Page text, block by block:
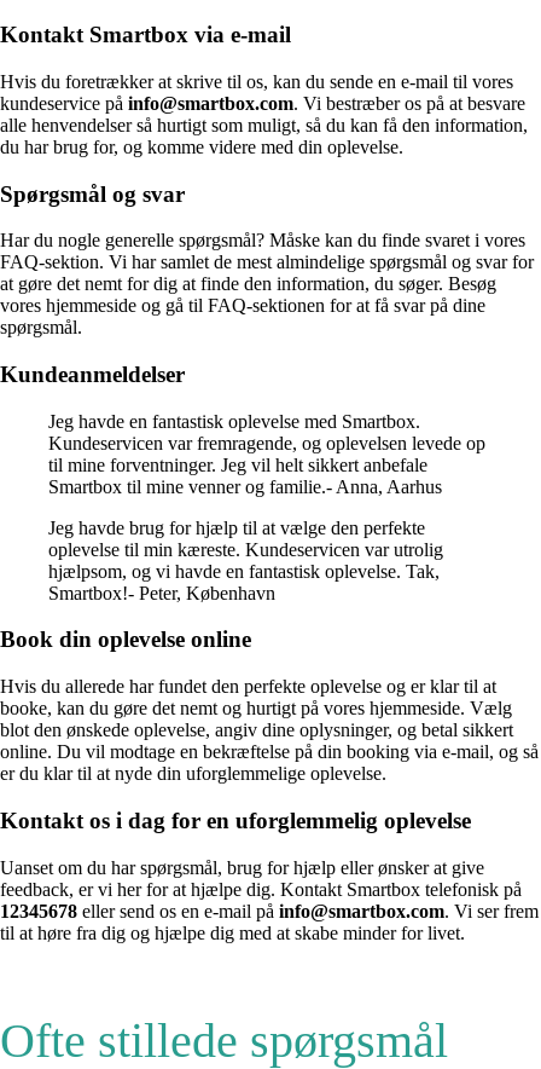
Kontakt Smartbox via e-mail
Hvis du foretrækker at skrive til os, kan du sende en e-mail til vores
kundeservice på info@smartbox.com. Vi bestræber os på at besvare
alle henvendelser så hurtigt som muligt, så du kan få den information,
du har brug for, og komme videre med din oplevelse.
Spørgsmål og svar
Har du nogle generelle spørgsmål? Måske kan du finde svaret i vores
FAQ-sektion. Vi har samlet de mest almindelige spørgsmål og svar for
at gøre det nemt for dig at finde den information, du søger. Besøg
vores hjemmeside og gå til FAQ-sektionen for at få svar på dine
spørgsmål.
Kundeanmeldelser
Jeg havde en fantastisk oplevelse med Smartbox.
Kundeservicen var fremragende, og oplevelsen levede op
til mine forventninger. Jeg vil helt sikkert anbefale
Smartbox til mine venner og familie.- Anna, Aarhus
Jeg havde brug for hjælp til at vælge den perfekte
oplevelse til min kæreste. Kundeservicen var utrolig
hjælpsom, og vi havde en fantastisk oplevelse. Tak,
Smartbox!- Peter, København
Book din oplevelse online
Hvis du allerede har fundet den perfekte oplevelse og er klar til at
booke, kan du gøre det nemt og hurtigt på vores hjemmeside. Vælg
blot den ønskede oplevelse, angiv dine oplysninger, og betal sikkert
online. Du vil modtage en bekræftelse på din booking via e-mail, og så
er du klar til at nyde din uforglemmelige oplevelse.
Kontakt os i dag for en uforglemmelig oplevelse
Uanset om du har spørgsmål, brug for hjælp eller ønsker at give
feedback, er vi her for at hjælpe dig. Kontakt Smartbox telefonisk på
12345678 eller send os en e-mail på info@smartbox.com. Vi ser frem
til at høre fra dig og hjælpe dig med at skabe minder for livet.
Ofte stillede spørgsmål